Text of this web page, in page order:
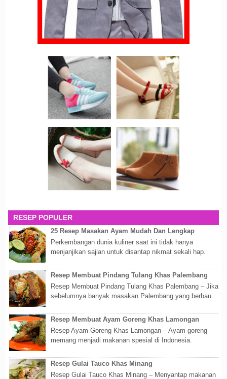
RESEP POPULER
25 Resep Masakan Ayam Mudah Dan Lengkap
Perkembangan dunia kuliner saat ini tidak hanya
menjanjikan sajian untuk disantap nikmat sekali hap.
Resep Membuat Pindang Tulang Khas Palembang
Resep Membuat Pindang Tulang Khas Palembang – Jika
sebelumnya banyak masakan Palembang yang berbau
Resep Membuat Ayam Goreng Khas Lamongan
Resep Ayam Goreng Khas Lamongan – Ayam goreng
memang menjadi makanan spesial di Indonesia.
Resep Gulai Tauco Khas Minang
Resep Gulai Tauco Khas Minang – Menyantap makanan